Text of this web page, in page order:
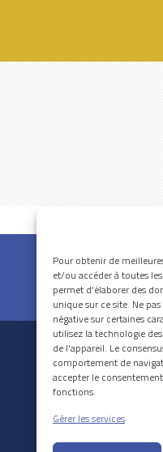
Pour obtenir de
et/ou accéder à toutes
permet d'élaborer des
unique sur ce site. Ne
négative sur certaines
utilisez la technologie
de l'appareil. Le
comportement de
accepter le
fonctions.
Gérer les services